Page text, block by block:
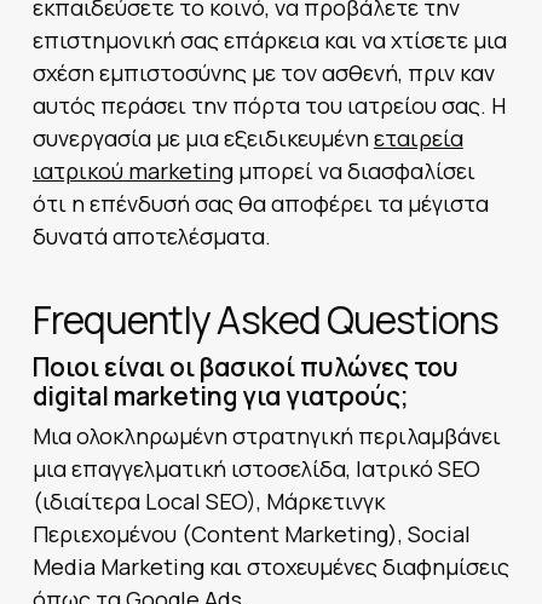
εκπαιδεύσετε το κοινό, να προβάλετε την
επιστημονική σας επάρκεια και να χτίσετε μια
σχέση εμπιστοσύνης με τον ασθενή, πριν καν
αυτός περάσει την πόρτα του ιατρείου σας. Η
συνεργασία με μια εξειδικευμένηεταιρεία
ιατρικού marketingμπορεί να διασφαλίσει
ότι η επένδυσή σας θα αποφέρει τα μέγιστα
δυνατά αποτελέσματα.
Frequently Asked Questions
Ποιοι είναι οι βασικοί πυλώνες του
digital marketing για γιατρούς;
Μια ολοκληρωμένη στρατηγική περιλαμβάνει
μια επαγγελματική ιστοσελίδα, Ιατρικό SEO
(ιδιαίτερα Local SEO), Μάρκετινγκ
Περιεχομένου (Content Marketing), Social
Media Marketing και στοχευμένες διαφημίσεις